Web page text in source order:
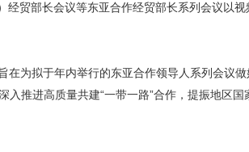
经贸部长会议等东亚合作经贸部长系列会议以
在为拟于年内举行的东亚合作领导人系列会议
入推进高质量共建“一带一路”合作，提振地区